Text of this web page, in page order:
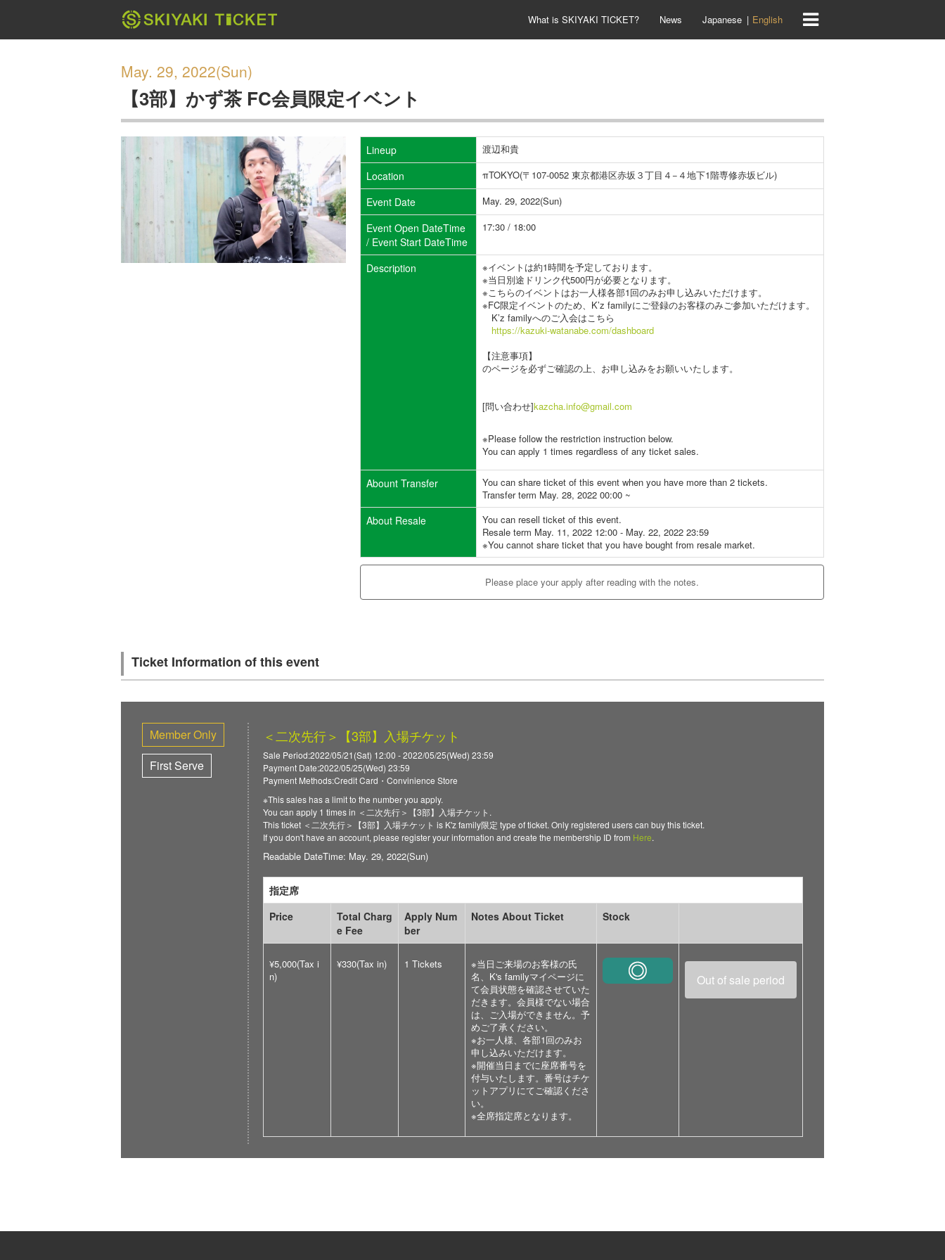
What is SKIYAKI TICKET? News Japanese English
May. 29, 2022(Sun)
【3部】かず茶 FC会員限定イベント
Lineup 渡辺和貴
Location πTOKYO(〒107-0052 東京都港区赤坂３丁目４−４地下1階専修赤坂ビル)
Event Date May. 29, 2022(Sun)
Event Open DateTime
/ Event Start DateTime
17:30 / 18:00
Description
※イベントは約1時間を予定しております。
※当日別途ドリンク代500円が必要となります。
※こちらのイベントはお一人様各部1回のみお申し込みいただけます。
※FC限定イベントのため、K’z familyにご登録のお客様のみご参加いただけます。
K’z familyへのご入会はこちら
https://kazuki-watanabe.com/dashboard
【注意事項】
のページを必ずご確認の上、お申し込みをお願いいたします。
[問い合わせ]kazcha.info@gmail.com
※Please follow the restriction instruction below.
You can apply 1 times regardless of any ticket sales.
Abount Transfer
You can share ticket of this event when you have more than 2 tickets.
Transfer term May. 28, 2022 00:00 ~
About Resale
You can resell ticket of this event.
Resale term May. 11, 2022 12:00 - May. 22, 2022 23:59
※You cannot share ticket that you have bought from resale market.
Please place your apply after reading with the notes.
Ticket Information of this event
Member Only
First Serve
＜二次先行＞【3部】入場チケット
Sale Period:2022/05/21(Sat) 12:00 - 2022/05/25(Wed) 23:59
Payment Date:2022/05/25(Wed) 23:59
Payment Methods:Credit Card・Convinience Store
※This sales has a limit to the number you apply.
You can apply 1 times in ＜二次先行＞【3部】入場チケット.
This ticket ＜二次先行＞【3部】入場チケット is K'z family限定 type of ticket. Only registered users can buy this ticket.
If you don't have an account, please register your information and create the membership ID from Here.
Readable DateTime: May. 29, 2022(Sun)
指定席
Price
Total Charg
e Fee
Apply Num
ber
Notes About Ticket Stock
¥5,000(Tax i
n)
¥330(Tax in) 1 Tickets
※当日ご来場のお客様の氏
名、K's familyマイページに
て会員状態を確認させていた
だきます。会員様でない場合
は、ご入場ができません。予
めご了承ください。
※お一人様、各部1回のみお
申し込みいただけます。
※開催当日までに座席番号を
付与いたします。番号はチケ
ットアプリにてご確認くださ
い。
※全席指定席となります。
Out of sale period